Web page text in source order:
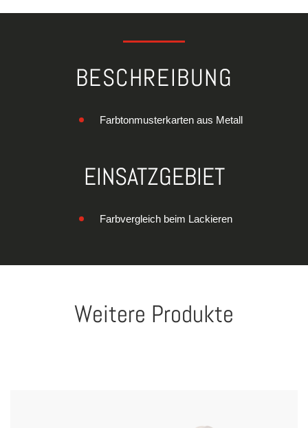
BESCHREIBUNG
Farbtonmusterkarten aus Metall
EINSATZGEBIET
Farbvergleich beim Lackieren
Weitere Produkte